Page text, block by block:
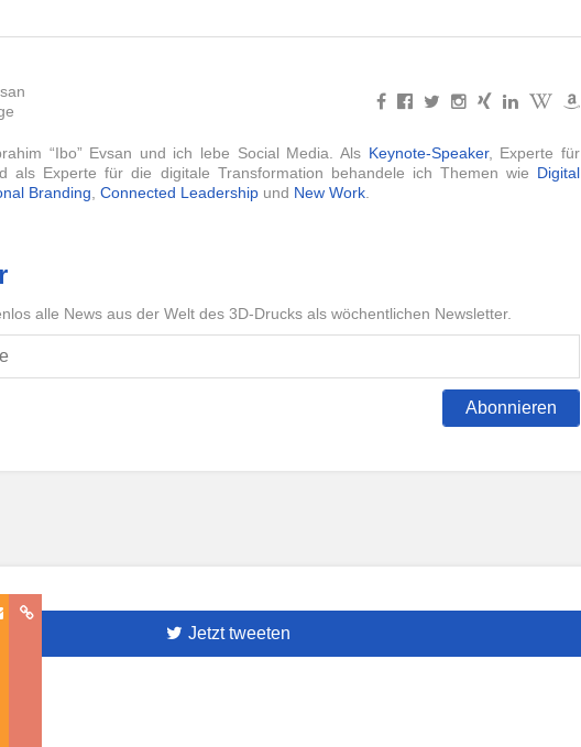
“Ibo” Evsan und ich lebe Social Media. Als Keynote-Speaker, Experte für
als Experte für die digitale Transformation behandele ich Themen wie Digital
Branding, Connected Leadership und New Work.
alle News aus der Welt des 3D-Drucks als wöchentlichen Newsletter.
Abonnieren
Jetzt tweeten